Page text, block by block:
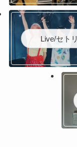
Live/セトリ